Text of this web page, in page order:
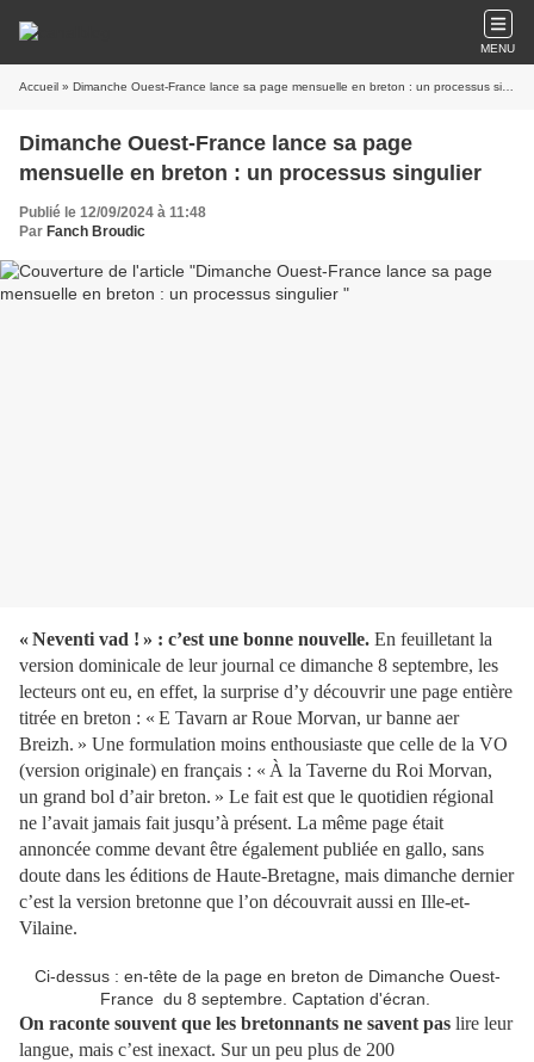
MENU
Accueil » Dimanche Ouest-France lance sa page mensuelle en breton : un processus singulier
Dimanche Ouest-France lance sa page
mensuelle en breton : un processus singulier
Publié le 12/09/2024 à 11:48
Par Fanch Broudic
« Neventi vad ! » : c’est une bonne nouvelle. En feuilletant la
version dominicale de leur journal ce dimanche 8 septembre, les
lecteurs ont eu, en effet, la surprise d’y découvrir une page entière
titrée en breton : « E Tavarn ar Roue Morvan, ur banne aer
Breizh. » Une formulation moins enthousiaste que celle de la VO
(version originale) en français : « À la Taverne du Roi Morvan,
un grand bol d’air breton. » Le fait est que le quotidien régional
ne l’avait jamais fait jusqu’à présent. La même page était
annoncée comme devant être également publiée en gallo, sans
doute dans les éditions de Haute-Bretagne, mais dimanche dernier
c’est la version bretonne que l’on découvrait aussi en Ille-et-
Vilaine.
Ci-dessus : en-tête de la page en breton de Dimanche Ouest-
France du 8 septembre. Captation d'écran.
On raconte souvent que les bretonnants ne savent pas lire leur
langue, mais c’est inexact. Sur un peu plus de 200